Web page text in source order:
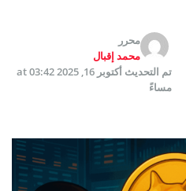
محرر
محمد إقبال
تم التحديث
أكتوبر 16, 2025 at 03:42
مساءً